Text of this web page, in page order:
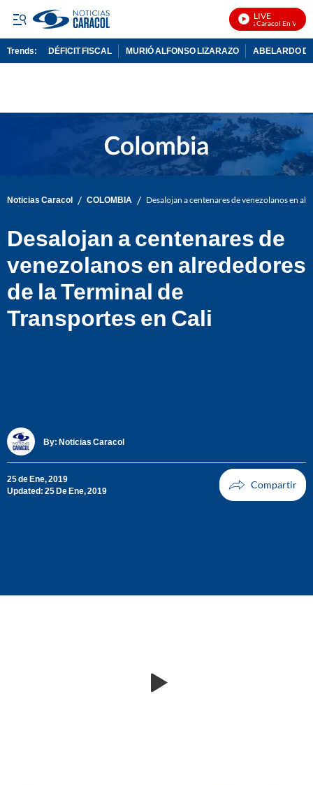
LIVE
Noticias Caracol En Vivo
Trends: DÉFICIT FISCAL MURIÓ ALFONSO LIZARAZO ABELARDO
Noticias Caracol / COLOMBIA / Desalojan a centenares de venezolanos en
Desalojan a centenares de
venezolanos en alrededores
de la Terminal de
Transportes en Cali
By: Noticias Caracol
25 de Ene, 2019
Updated: 25 De Ene, 2019